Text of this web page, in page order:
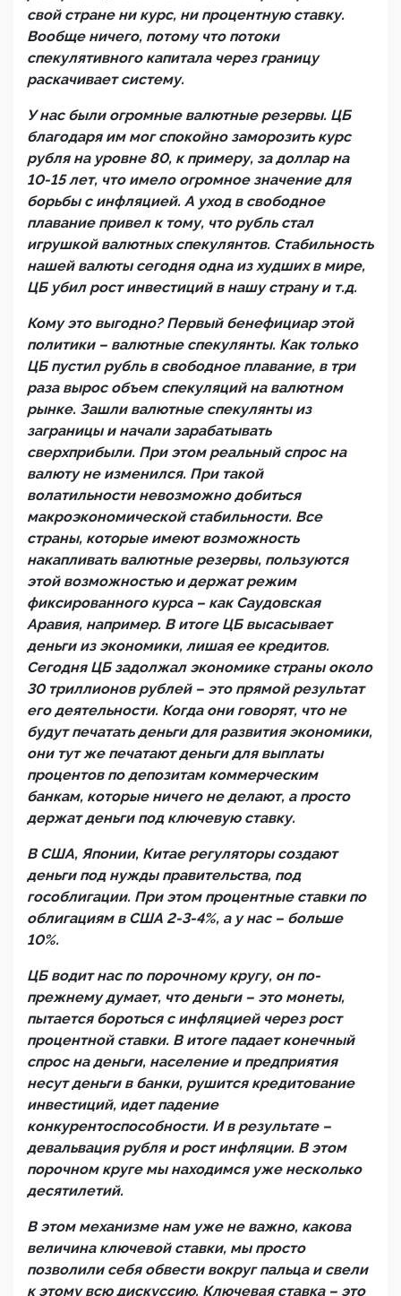
свой стране ни курс, ни процентную ставку.
Вообще ничего, потому что потоки
спекулятивного капитала через границу
раскачивает систему.
У нас были огромные валютные резервы. ЦБ
благодаря им мог спокойно заморозить курс
рубля на уровне 80, к примеру, за доллар на
10-15 лет, что имело огромное значение для
борьбы с инфляцией. А уход в свободное
плавание привел к тому, что рубль стал
игрушкой валютных спекулянтов. Стабильность
нашей валюты сегодня одна из худших в мире,
ЦБ убил рост инвестиций в нашу страну и т.д.
Кому это выгодно? Первый бенефициар этой
политики – валютные спекулянты. Как только
ЦБ пустил рубль в свободное плавание, в три
раза вырос объем спекуляций на валютном
рынке. Зашли валютные спекулянты из
заграницы и начали зарабатывать
сверхприбыли. При этом реальный спрос на
валюту не изменился. При такой
волатильности невозможно добиться
макроэкономической стабильности. Все
страны, которые имеют возможность
накапливать валютные резервы, пользуются
этой возможностью и держат режим
фиксированного курса – как Саудовская
Аравия, например. В итоге ЦБ высасывает
деньги из экономики, лишая ее кредитов.
Сегодня ЦБ задолжал экономике страны около
30 триллионов рублей – это прямой результат
его деятельности. Когда они говорят, что не
будут печатать деньги для развития экономики,
они тут же печатают деньги для выплаты
процентов по депозитам коммерческим
банкам, которые ничего не делают, а просто
держат деньги под ключевую ставку.
В США, Японии, Китае регуляторы создают
деньги под нужды правительства, под
гособлигации. При этом процентные ставки по
облигациям в США 2-3-4%, а у нас – больше
10%.
ЦБ водит нас по порочному кругу, он по-
прежнему думает, что деньги – это монеты,
пытается бороться с инфляцией через рост
процентной ставки. В итоге падает конечный
спрос на деньги, население и предприятия
несут деньги в банки, рушится кредитование
инвестиций, идет падение
конкурентоспособности. И в результате –
девальвация рубля и рост инфляции. В этом
порочном круге мы находимся уже несколько
десятилетий.
В этом механизме нам уже не важно, какова
величина ключевой ставки, мы просто
позволили себя обвести вокруг пальца и свели
к этому всю дискуссию. Ключевая ставка – это